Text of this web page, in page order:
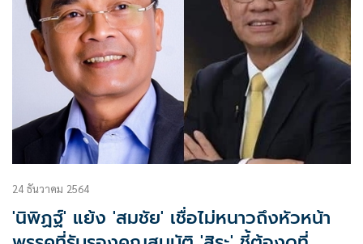
24 ธันวาคม 2564
'นิพิฏฐ์' แย้ง 'สมชัย' เชื่อไม่หนาวถึงหัวหน้า